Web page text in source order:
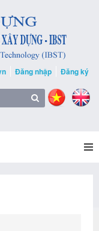
Đăng nhập Đăng ký